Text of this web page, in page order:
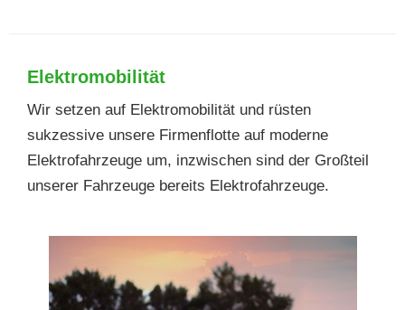
Elektromobilität
Wir setzen auf Elektromobilität und rüsten
sukzessive unsere Firmenflotte auf moderne
Elektrofahrzeuge um, inzwischen sind der Großteil
unserer Fahrzeuge bereits Elektrofahrzeuge.